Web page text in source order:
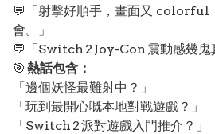
💬「射擊好順手，畫面又 colorful
會。」
💬「Switch 2 Joy-Con 震動感幾鬼
🎯 熱話包含：
「邊個妖怪最難射中？」
「玩到最開心嘅本地對戰遊戲？」
「Switch 2 派對遊戲入門推介？」